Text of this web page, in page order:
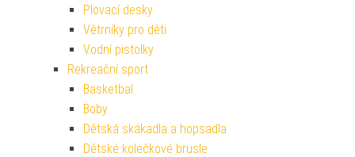
Plovací desky
Větrníky pro děti
Vodní pistolky
Rekreační sport
Basketbal
Boby
Dětská skákadla a hopsadla
Dětské kolečkové brusle